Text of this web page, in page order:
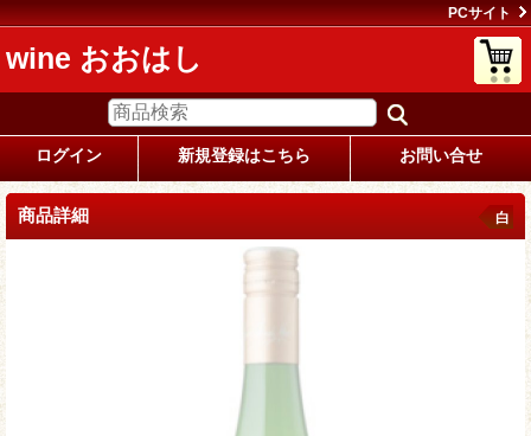
PCサイト
wine おおはし
ログイン 新規登録はこちら お問い合せ
商品詳細 白